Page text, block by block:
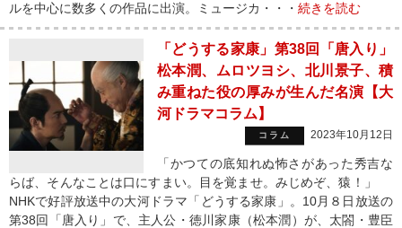
ルを中心に数多くの作品に出演。ミュージカ・・・ 続きを読む
「どうする家康」第38回「唐入り」
松本潤、ムロツヨシ、北川景子、積
み重ねた役の厚みが生んだ名演【大
河ドラマコラム】
コラム 2023年10月12日
「かつての底知れぬ怖さがあった秀吉な
らば、そんなことは口にすまい。目を覚ませ。みじめぞ、猿！」
NHKで好評放送中の大河ドラマ「どうする家康」。10月８日放送の
第38回「唐入り」で、主人公・徳川家康（松本潤）が、太閤・豊臣